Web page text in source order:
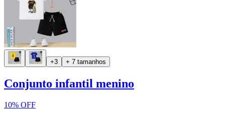
+3 + 7 tamanhos
Conjunto infantil menino
10% OFF